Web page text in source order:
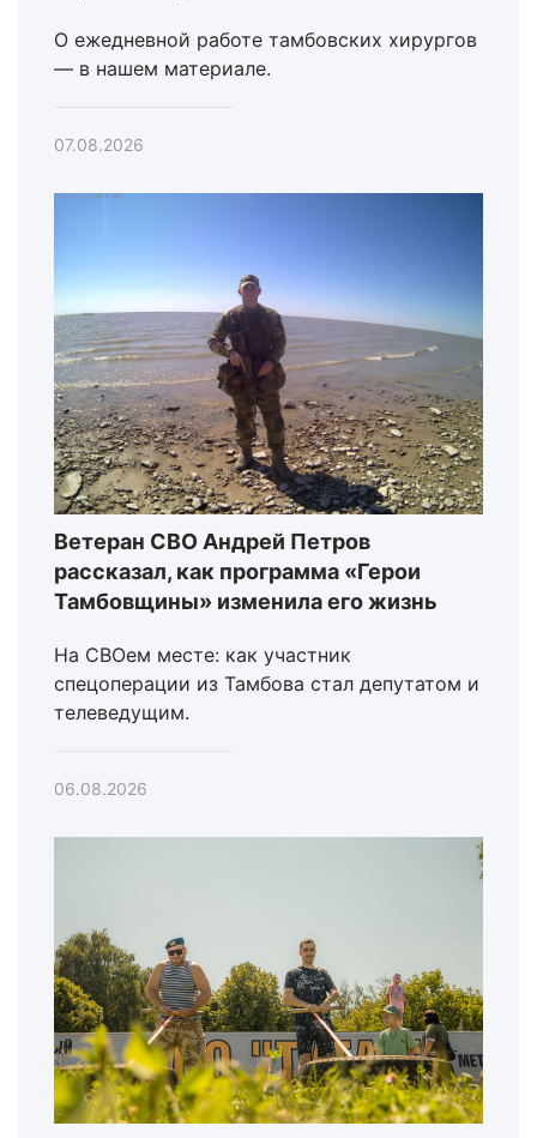
О ежедневной работе тамбовских хирургов
— в нашем материале.
07.08.2026
Ветеран СВО Андрей Петров
рассказал, как программа «Герои
Тамбовщины» изменила его жизнь
На СВОем месте: как участник
спецоперации из Тамбова стал депутатом и
телеведущим.
06.08.2026